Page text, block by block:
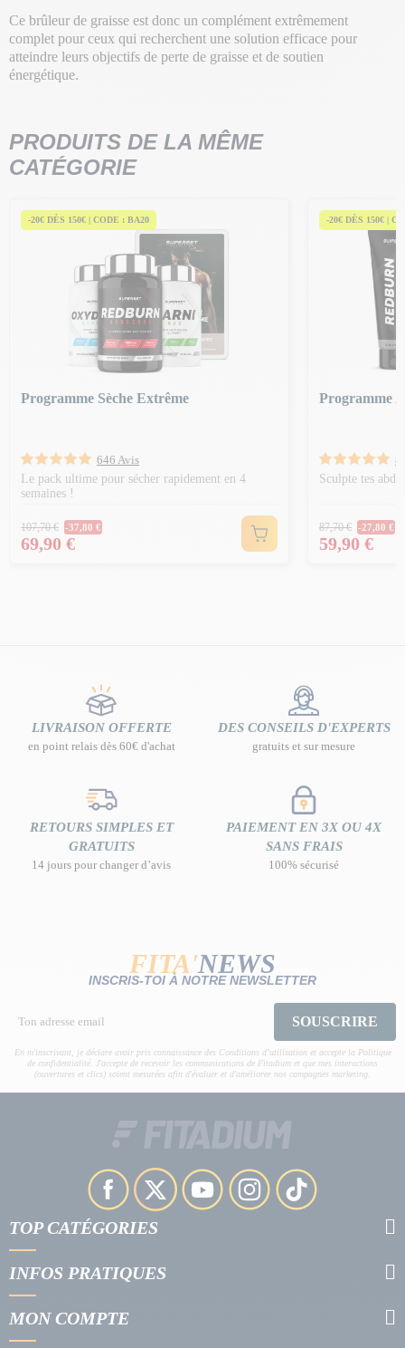
Ce brûleur de graisse est donc un complément extrêmement
complet pour ceux qui recherchent une solution efficace pour
atteindre leurs objectifs de perte de graisse et de soutien
énergétique.
PRODUITS DE LA MÊME
CATÉGORIE
-20€ DÈS 150€ | CODE : BA20
Programme Sèche Extrême
646 Avis
Le pack ultime pour sécher rapidement en 4
semaines !
Prix Normal
107,70 € -37,80 €
Prix
69,90 €
-20€ DÈS 150€ |
Programme
Sculpte tes
Prix
87,70 € -27,80 €
Prix
59,90 €
LIVRAISON OFFERTE
en point relais dès 60€ d'achat
DES CONSEILS D'EXPERTS
gratuits et sur mesure
RETOURS SIMPLES ET
GRATUITS
14 jours pour changer d’avis
PAIEMENT EN 3X OU 4X
SANS FRAIS
100% sécurisé
FITA'NEWS
INSCRIS-TOI À NOTRE NEWSLETTER
SOUSCRIRE
En m'inscrivant, je déclare avoir pris connaissance des Conditions d’utilisation et accepte la Politique
de confidentialité. J'accepte de recevoir les communications de Fitadium et que mes interactions
(ouvertures et clics) soient mesurées afin d'évaluer et d'améliorer nos campagnes marketing.
TOP CATÉGORIES
INFOS PRATIQUES
MON COMPTE